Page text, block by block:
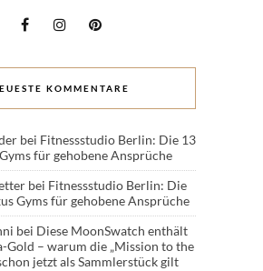
KOMMENTARE
bei Fitnessstudio Berlin: Die 13
für gehobene Ansprüche
bei Fitnessstudio Berlin: Die
Gyms für gehobene Ansprüche
bei Diese MoonSwatch enthält
Gold – warum die „Mission to the
jetzt als Sammlerstück gilt